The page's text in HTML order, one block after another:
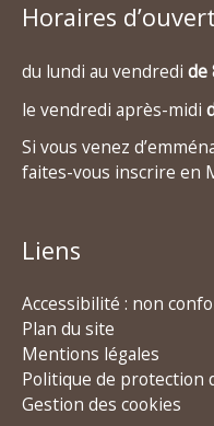
Horaires
du lundi au vendredi de
le vendredi après-midi
Si vous venez
faites-vous inscrire en
Liens
Accessibilité : non
Plan du site
Mentions légales
Politique de protection
Gestion des cookies